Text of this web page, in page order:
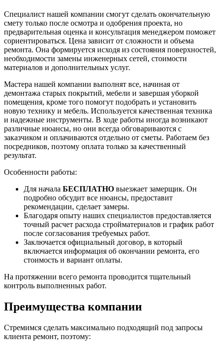
Специалист нашей компании смогут сделать окончательную
смету только после осмотра и одобрения проекта, но
предварительная оценка и консультация менеджером поможет
сориентироваться. Цена зависит от сложности и объема
ремонта. Она формируется исходя из состояния поверхностей,
необходимости замены инженерных сетей, стоимости
материалов и дополнительных услуг.
Мастера нашей компании выполнят все, начиная от
демонтажа старых покрытий, мебели и завершая уборкой
помещения, кроме того помогут подобрать и установить
новую технику и мебель. Используется качественная техника
и надежные инструменты. В ходе работы иногда возникают
различные нюансы, но они всегда обговариваются с
заказчиком и оплачиваются отдельно от сметы. Работаем без
посредников, поэтому оплата только за качественный
результат.
Особенности работы:
Для начала БЕСПЛАТНО выезжает замерщик. Он
подробно обсудит все нюансы, предоставит
рекомендации, сделает замеры.
Благодаря опыту наших специалистов предоставляется
точный расчет расхода стройматериалов и график работ
после согласования требуемых работ.
Заключается официальный договор, в который
включается информация об окончании ремонта, его
стоимость и вариант оплаты.
На протяжении всего ремонта проводится тщательный
контроль выполненных работ.
Преимущества компании
Стремимся сделать максимально подходящий под запросы
клиента ремонт, поэтому: